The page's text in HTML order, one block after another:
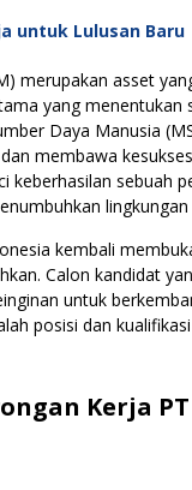
untuk Lulusan Baru
merupakan asset
yang menentukan
Daya Manusia
membawa
keberhasilan sebuah
kembali
Calon kandidat
untuk
posisi dan
Kerja